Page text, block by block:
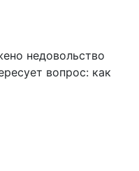
недовольство
вопрос: как